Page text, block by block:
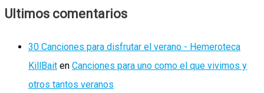
Ultimos comentarios
30 Canciones para disfrutar el verano - Hemeroteca
KillBait en Canciones para uno como el que vivimos y
otros tantos veranos